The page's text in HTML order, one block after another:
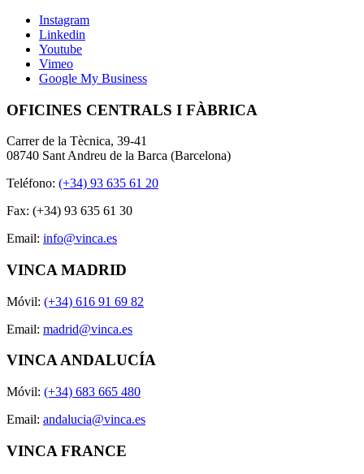
Instagram
Linkedin
Youtube
Vimeo
Google My Business
OFICINES CENTRALS I FÀBRICA
Carrer de la Tècnica, 39-41
08740 Sant Andreu de la Barca (Barcelona)
Teléfono: (+34) 93 635 61 20
Fax: (+34) 93 635 61 30
Email: info@vinca.es
VINCA MADRID
Móvil: (+34) 616 91 69 82
Email: madrid@vinca.es
VINCA ANDALUCÍA
Móvil: (+34) 683 665 480
Email: andalucia@vinca.es
VINCA FRANCE